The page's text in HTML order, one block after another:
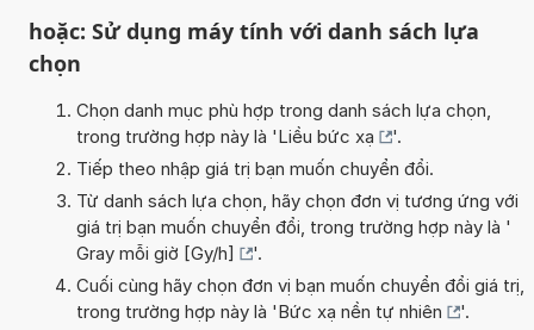
hoặc: Sử dụng máy tính với danh sách lựa
chọn
Chọn danh mục phù hợp trong danh sách lựa chọn,
trong trường hợp này là 'Liều bức xạ
'.
Tiếp theo nhập giá trị bạn muốn chuyển đổi.
Từ danh sách lựa chọn, hãy chọn đơn vị tương ứng với
giá trị bạn muốn chuyển đổi, trong trường hợp này là '
Gray mỗi giờ [Gy/h]
'.
Cuối cùng hãy chọn đơn vị bạn muốn chuyển đổi giá trị,
trong trường hợp này là 'Bức xạ nền tự nhiên '.